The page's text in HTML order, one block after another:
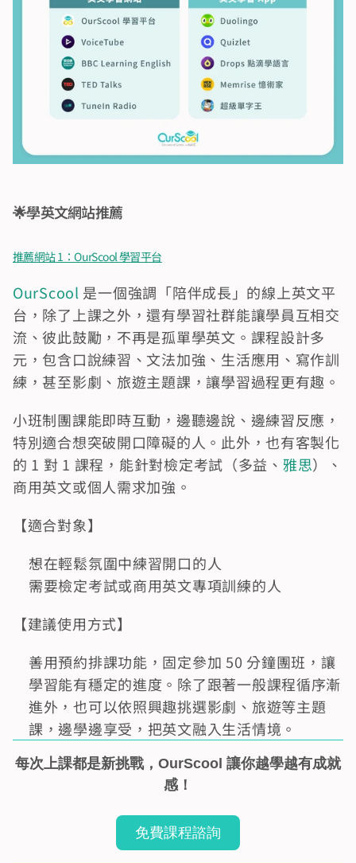
🌟學英文網站推薦
推薦網站 1：OurScool 學習平台
OurScool 是一個強調「陪伴成長」的線上英文平
台，除了上課之外，還有學習社群能讓學員互相交
流、彼此鼓勵，不再是孤單學英文。課程設計多
元，包含口說練習、文法加強、生活應用、寫作訓
練，甚至影劇、旅遊主題課，讓學習過程更有趣。
小班制團課能即時互動，邊聽邊說、邊練習反應，
特別適合想突破開口障礙的人。此外，也有客製化
的 1 對 1 課程，能針對檢定考試（多益、 雅思）、
商用英文或個人需求加強。
【適合對象】
想在輕鬆氛圍中練習開口的人
需要檢定考試或商用英文專項訓練的人
【建議使用方式】
善用預約排課功能，固定參加 50 分鐘團班，讓
學習能有穩定的進度。除了跟著一般課程循序漸
進外，也可以依照興趣挑選影劇、旅遊等主題
課，邊學邊享受，把英文融入生活情境。
每次上課都是新挑戰，OurScool 讓你越學越有成就
感！
免費課程諮詢